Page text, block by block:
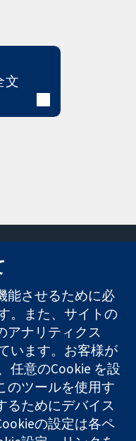
文
お問い合わせ
ニュース
広報
コクランにつ
いて
採用
Cochrane
Library
能させるために必
。また、サイトの
アナリティクス
います。お客様が
任意のCookie を設
のツールを使用す
るためにデバイス
の設定は各ペ